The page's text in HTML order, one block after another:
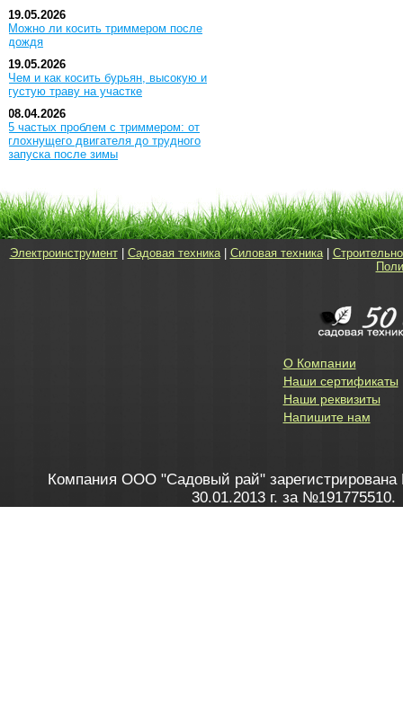
19.05.2026
Можно ли косить триммером после
дождя
19.05.2026
Чем и как косить бурьян, высокую и
густую траву на участке
08.04.2026
5 частых проблем с триммером: от
глохнущего двигателя до трудного
запуска после зимы
Электроинструмент| Садовая техника| Силовая техника|
О Компании
Наши сертификаты
Наши реквизиты
Напишите нам
Компания ООО "Садовый рай" зарегистрирована
30.01.2013 г. за №191775510.